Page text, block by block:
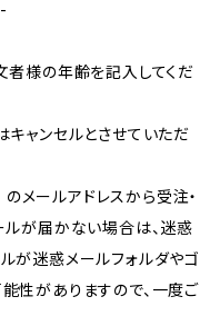
者様の年齢を記入してくだ
ャンセルとさせていただ
のメールアドレスから受注・
ルが届かない場合は、迷惑
が迷惑メールフォルダやゴ
性がありますので、一度ご